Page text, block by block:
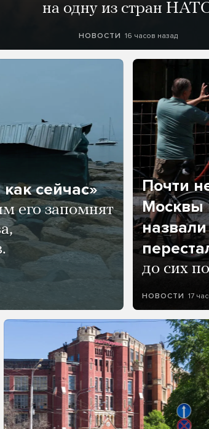
на одну из стран
НОВОСТИ 16 часов назад
сейчас»
его запомнят
Почти
Москвы
до сих
НОВОСТИ 17